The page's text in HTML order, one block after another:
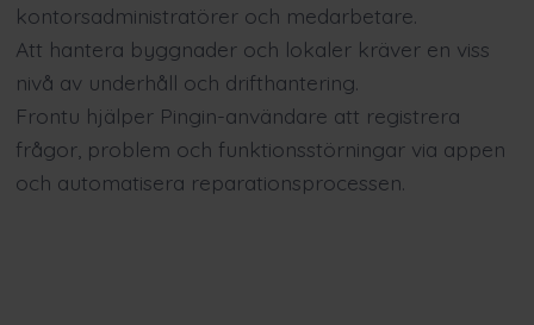
kontorsadministratörer och medarbetare.
Att hantera byggnader och lokaler kräver en viss
nivå av underhåll och drifthantering.
Frontu hjälper Pingin-användare att registrera
frågor, problem och funktionsstörningar via appen
och automatisera reparationsprocessen.